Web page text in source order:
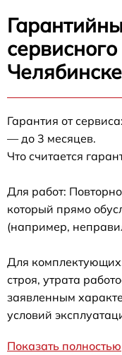
Челябинске
Гарантия от
— до 3 месяцев.
Что считается
Для работ:
который прямо
(например,
Для
строя, утрата
заявленным
условий
Показать полностью